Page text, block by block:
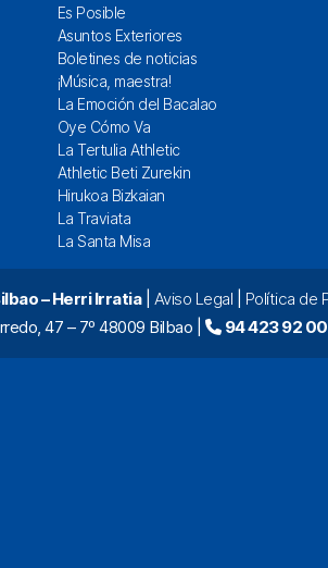
Es Posible
Asuntos Exteriores
Boletines de noticias
¡Música, maestra!
La Emoción del Bacalao
Oye Cómo Va
La Tertulia Athletic
Athletic Beti Zurekin
Hirukoa Bizkaian
La Traviata
La Santa Misa
– Herri Irratia| Aviso Legal Política de
47 – 7º 48009 Bilbao |
94 423 92 00